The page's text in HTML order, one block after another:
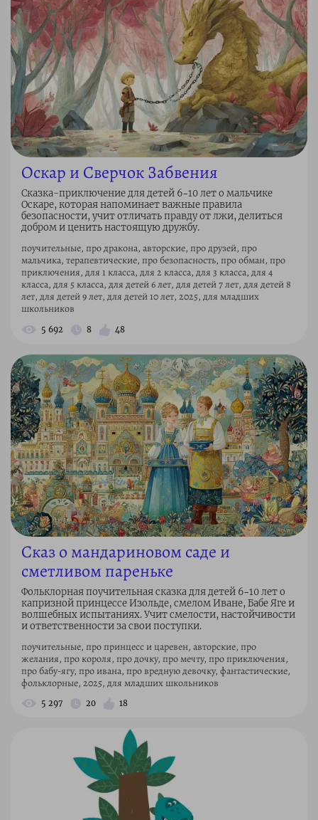
Оскар и Сверчок Забвения
Сказка-приключение для детей 6–10 лет о мальчике
Оскаре, которая напоминает важные правила
безопасности, учит отличать правду от лжи, делиться
добром и ценить настоящую дружбу.
поучительные, про дракона, авторские, про друзей, про
мальчика, терапевтические, про безопасность, про обман, про
приключения, для 1 класса, для 2 класса, для 3 класса, для 4
класса, для 5 класса, для детей 6 лет, для детей 7 лет, для детей 8
лет, для детей 9 лет, для детей 10 лет, 2025, для младших
школьников
5 692 8 48
Сказ о мандариновом саде и
сметливом пареньке
Фольклорная поучительная сказка для детей 6–10 лет о
капризной принцессе Изольде, смелом Иване, Бабе Яге и
волшебных испытаниях. Учит смелости, настойчивости
и ответственности за свои поступки.
поучительные, про принцесс и царевен, авторские, про
желания, про короля, про дочку, про мечту, про приключения,
про бабу-ягу, про ивана, про вредную девочку, фантастические,
фольклорные, 2025, для младших школьников
5 297 20 18